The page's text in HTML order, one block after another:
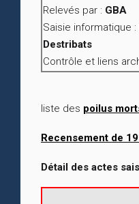
Relevés par : GBA
Saisie informatique :
Destribats
Contrôle et liens
liste des poilus
Recensement de
Détail des actes